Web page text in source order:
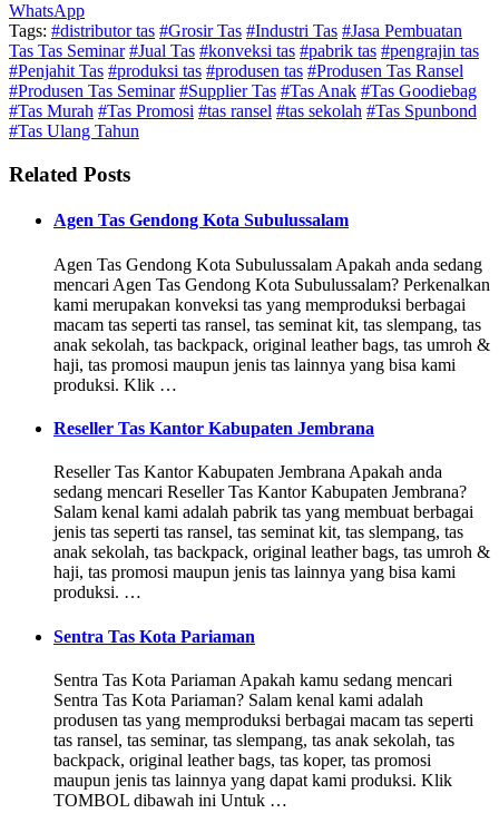
WhatsApp
Tags: #distributor tas #Grosir Tas #Industri Tas #Jasa Pembuatan
Tas Tas Seminar #Jual Tas #konveksi tas #pabrik tas #pengrajin tas
#Penjahit Tas #produksi tas #produsen tas #Produsen Tas Ransel
#Produsen Tas Seminar #Supplier Tas #Tas Anak #Tas Goodiebag
#Tas Murah #Tas Promosi #tas ransel #tas sekolah #Tas Spunbond
#Tas Ulang Tahun
Related Posts
Agen Tas Gendong Kota Subulussalam
Agen Tas Gendong Kota Subulussalam Apakah anda sedang
mencari Agen Tas Gendong Kota Subulussalam? Perkenalkan
kami merupakan konveksi tas yang memproduksi berbagai
macam tas seperti tas ransel, tas seminat kit, tas slempang, tas
anak sekolah, tas backpack, original leather bags, tas umroh &
haji, tas promosi maupun jenis tas lainnya yang bisa kami
produksi. Klik …
Reseller Tas Kantor Kabupaten Jembrana
Reseller Tas Kantor Kabupaten Jembrana Apakah anda
sedang mencari Reseller Tas Kantor Kabupaten Jembrana?
Salam kenal kami adalah pabrik tas yang membuat berbagai
jenis tas seperti tas ransel, tas seminat kit, tas slempang, tas
anak sekolah, tas backpack, original leather bags, tas umroh &
haji, tas promosi maupun jenis tas lainnya yang bisa kami
produksi. …
Sentra Tas Kota Pariaman
Sentra Tas Kota Pariaman Apakah kamu sedang mencari
Sentra Tas Kota Pariaman? Salam kenal kami adalah
produsen tas yang memproduksi berbagai macam tas seperti
tas ransel, tas seminar, tas slempang, tas anak sekolah, tas
backpack, original leather bags, tas koper, tas promosi
maupun jenis tas lainnya yang dapat kami produksi. Klik
TOMBOL dibawah ini Untuk …